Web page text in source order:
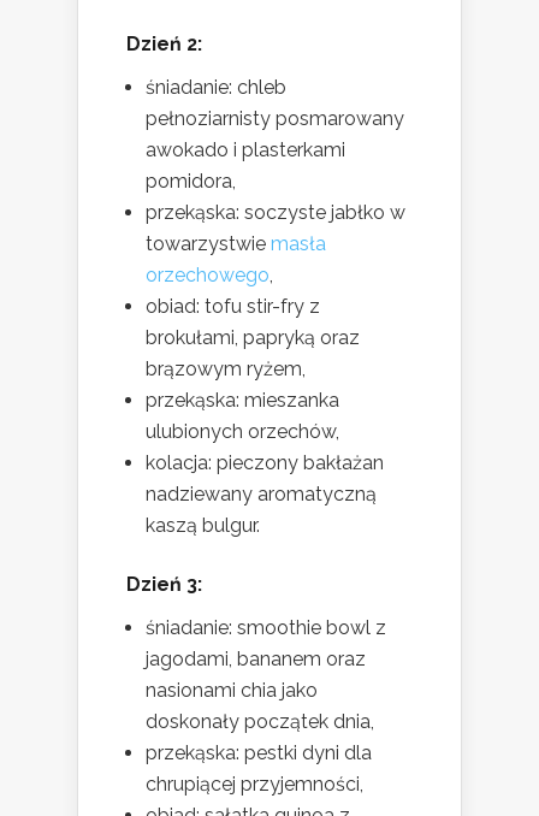
Dzień 2:
śniadanie: chleb
pełnoziarnisty posmarowany
awokado i plasterkami
pomidora,
przekąska: soczyste jabłko w
towarzystwie masła
orzechowego,
obiad: tofu stir-fry z
brokułami, papryką oraz
brązowym ryżem,
przekąska: mieszanka
ulubionych orzechów,
kolacja: pieczony bakłażan
nadziewany aromatyczną
kaszą bulgur.
Dzień 3:
śniadanie: smoothie bowl z
jagodami, bananem oraz
nasionami chia jako
doskonały początek dnia,
przekąska: pestki dyni dla
chrupiącej przyjemności,